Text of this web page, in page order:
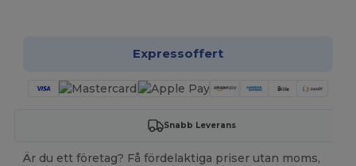
Expressoffert
Snabb Leverans
Är du ett företag? Få fördelaktiga priser utan moms,